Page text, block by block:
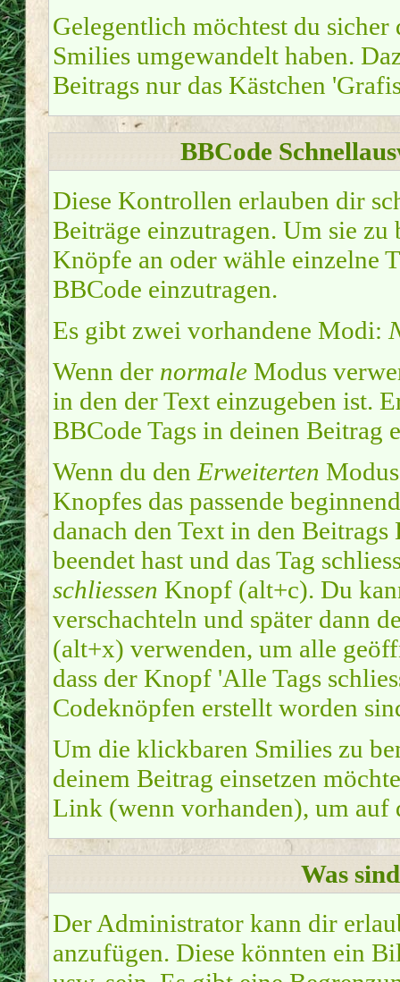
Gelegentlich möchtest du
Smilies umgewandelt haben.
Beitrags nur das Kästchen
BBCode
Diese Kontrollen erlauben dir
Beiträge einzutragen. Um sie
Knöpfe an oder wähle einzelne
BBCode einzutragen.
Es gibt zwei vorhandene Modi:
Wenn der normaleModus
in den der Text einzugeben ist.
BBCode Tags in deinen Beitrag
Wenn du den Erweiterten
Knopfes das passende
danach den Text in den
beendet hast und das Tag
schliessen Knopf (alt+c). Du
verschachteln und später dann
(alt+x) verwenden, um alle
dass der Knopf 'Alle Tags
Codeknöpfen erstellt worden
Um die klickbaren Smilies zu
deinem Beitrag einsetzen
Link (wenn vorhanden), um
Was
Der Administrator kann dir
anzufügen. Diese könnten ein